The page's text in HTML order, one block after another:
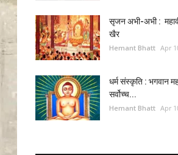
सृजन अभी-अभी :
खैर
Hemant Bhatt Apr
धर्म संस्कृति : भगवान
सर्वोच्च...
Hemant Bhatt Apr